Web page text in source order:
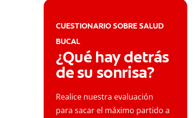
CUESTIONARIO SOBRE SALUD
BUCAL
¿Qué hay detrás
de su sonrisa?
Realice nuestra evaluación
para sacar el máximo partido a